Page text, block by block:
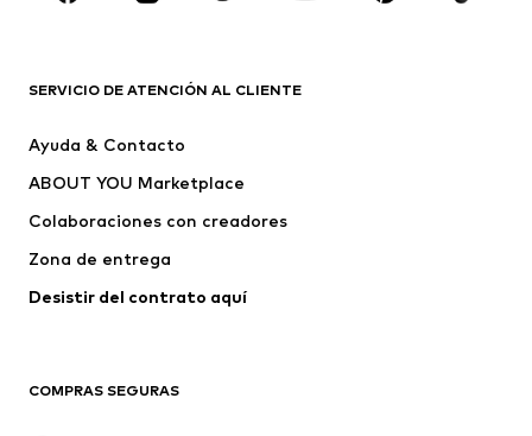
Vestidos
Camisetas y tops
Chaquetas
Jerséis y punto
Ropa interior
Abrigos
Tallas grandes
SERVICIO DE ATENCIÓN AL CLIENTE
Ayuda & Contacto
ABOUT YOU Marketplace
Colaboraciones con creadores
Zona de entrega
Desistir del contrato aquí
COMPRAS SEGURAS